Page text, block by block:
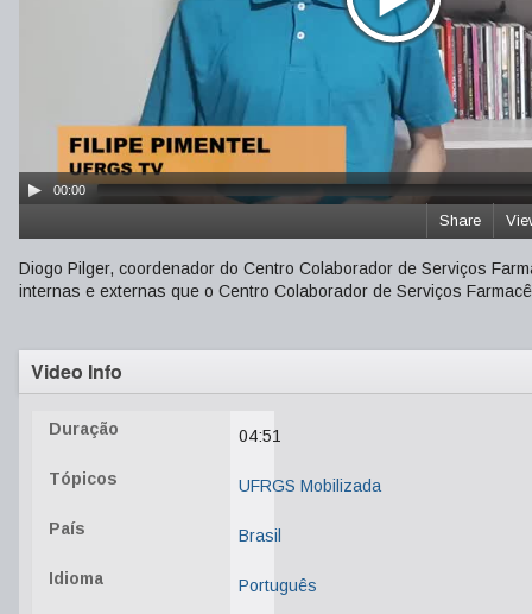
00:00
Share
Diogo Pilger, coordenador do Centro Colaborador de Serviços
internas e externas que o Centro Colaborador de Serviços
Video Info
Duração 04:51
Tópicos UFRGS Mobilizada
País Brasil
Idioma Português